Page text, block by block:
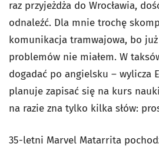
raz przyjeżdża do Wrocławia,
odnaleźć. Dla mnie trochę
komunikacja tramwajowa, bo
problemów nie miałem. W
dogadać po angielsku – wylicza
planuje zapisać się na kurs
na razie zna tylko kilka słów:
35-letni Marvel Matarrita